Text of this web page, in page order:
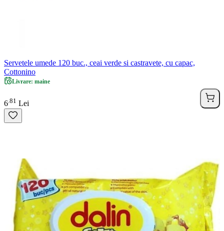
Servetele umede 120 buc., ceai verde si castravete, cu capac,
Cottonino
Livrare: maine
6 81 Lei